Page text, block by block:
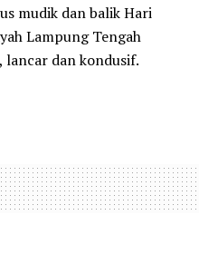
mudik dan balik Hari
Lampung Tengah
lancar dan kondusif.